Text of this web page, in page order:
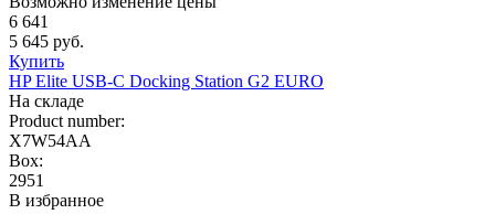
6 641
5 645 руб.
Купить
HP Elite USB-C Docking Station G2 EURO
На складе
Product number:
X7W54AA
Box:
2951
В избранное